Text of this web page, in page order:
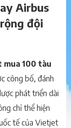
Airbus
đội
100 tàu
công bố, đánh
phát triển dài
chỉ thể hiện
tế của Vietjet